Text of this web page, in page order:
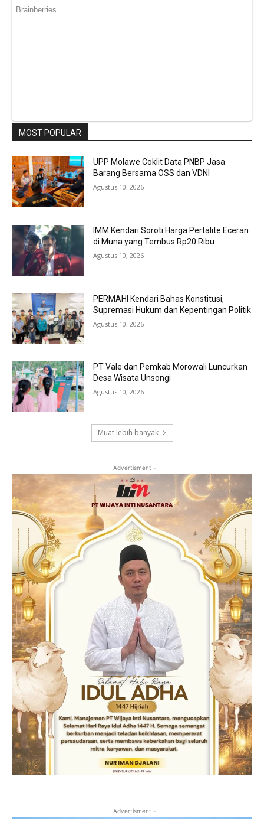
MOST POPULAR
UPP Molawe Coklit Data PNBP Jasa
Barang Bersama OSS dan VDNI
Agustus 10, 2026
IMM Kendari Soroti Harga Pertalite Eceran
di Muna yang Tembus Rp20 Ribu
Agustus 10, 2026
PERMAHI Kendari Bahas Konstitusi,
Supremasi Hukum dan Kepentingan Politik
Agustus 10, 2026
PT Vale dan Pemkab Morowali Luncurkan
Desa Wisata Unsongi
Agustus 10, 2026
Muat lebih banyak
- Advertisment -
- Advertisment -